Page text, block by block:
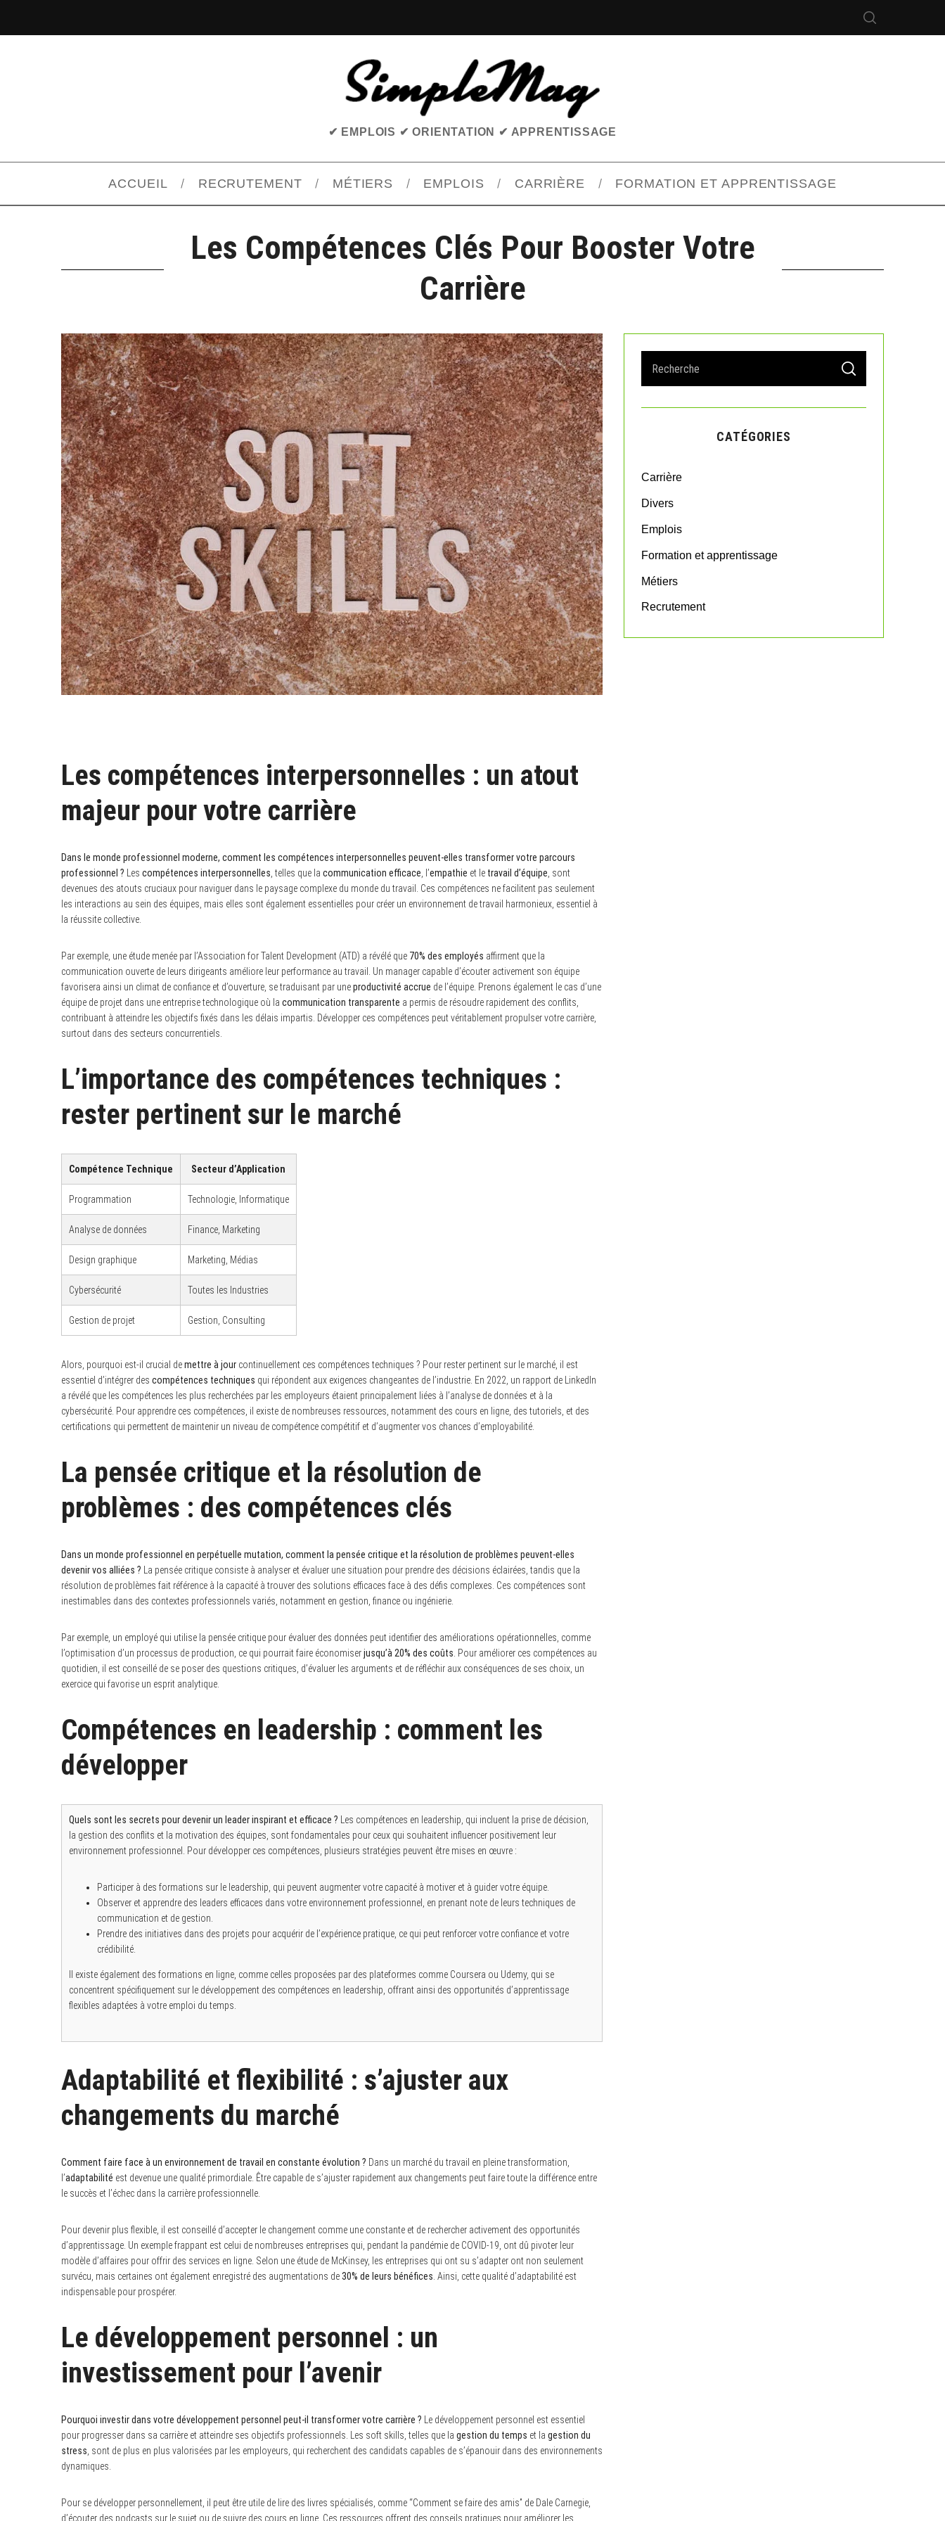
✔ EMPLOIS ✔ ORIENTATION ✔ APPRENTISSAGE
ACCUEIL RECRUTEMENT MÉTIERS EMPLOIS CARRIÈRE FORMATION ET APPRENTISSAGE
Les Compétences Clés Pour Booster Votre
Carrière
Les compétences interpersonnelles : un atout
majeur pour votre carrière
Dans le monde professionnel moderne, comment les compétences interpersonnelles peuvent-elles transformer votre parcours
professionnel ? Les compétences interpersonnelles , telles que la communication efficace , l’empathie et le travail d’équipe , sont
devenues des atouts cruciaux pour naviguer dans le paysage complexe du monde du travail. Ces compétences ne facilitent pas seulement
les interactions au sein des équipes, mais elles sont également essentielles pour créer un environnement de travail harmonieux, essentiel à
la réussite collective.
Par exemple, une étude menée par l’Association for Talent Development (ATD) a révélé que 70% des employés affirment que la
communication ouverte de leurs dirigeants améliore leur performance au travail. Un manager capable d’écouter activement son équipe
favorisera ainsi un climat de confiance et d’ouverture, se traduisant par uneproductivité accrue de l’équipe. Prenons également le cas d’une
équipe de projet dans une entreprise technologique où la communication transparente a permis de résoudre rapidement des conflits,
contribuant à atteindre les objectifs fixés dans les délais impartis. Développer ces compétences peut véritablement propulser votre carrière,
surtout dans des secteurs concurrentiels.
L’importance des compétences techniques :
rester pertinent sur le marché
Compétence Technique Secteur d’Application
Programmation Technologie, Informatique
Analyse de données Finance, Marketing
Design graphique Marketing, Médias
Cybersécurité Toutes les Industries
Gestion de projet Gestion, Consulting
Alors, pourquoi est-il crucial demettre à jour continuellement ces compétences techniques ? Pour rester pertinent sur le marché, il est
essentiel d’intégrer des compétences techniques qui répondent aux exigences changeantes de l’industrie. En 2022, un rapport de LinkedIn
a révélé que les compétences les plus recherchées par les employeurs étaient principalement liées à l’analyse de données et à la
cybersécurité. Pour apprendre ces compétences, il existe de nombreuses ressources, notamment des cours en ligne, des tutoriels, et des
certifications qui permettent de maintenir un niveau de compétence compétitif et d’augmenter vos chances d’employabilité.
La pensée critique et la résolution de
problèmes : des compétences clés
Dans un monde professionnel en perpétuelle mutation, comment la pensée critique et la résolution de problèmes peuvent-elles
devenir vos alliées ? La pensée critique consiste à analyser et évaluer une situation pour prendre des décisions éclairées, tandis que la
résolution de problèmes fait référence à la capacité à trouver des solutions efficaces face à des défis complexes. Ces compétences sont
inestimables dans des contextes professionnels variés, notamment en gestion, finance ou ingénierie.
Par exemple, un employé qui utilise la pensée critique pour évaluer des données peut identifier des améliorations opérationnelles, comme
l’optimisation d’un processus de production, ce qui pourrait faire économiserjusqu’à 20% des coûts . Pour améliorer ces compétences au
quotidien, il est conseillé de se poser des questions critiques, d’évaluer les arguments et de réfléchir aux conséquences de ses choix, un
exercice qui favorise un esprit analytique.
Compétences en leadership : comment les
développer
Quels sont les secrets pour devenir un leader inspirant et efficace ? Les compétences en leadership, qui incluent la prise de décision,
la gestion des conflits et la motivation des équipes, sont fondamentales pour ceux qui souhaitent influencer positivement leur
environnement professionnel. Pour développer ces compétences, plusieurs stratégies peuvent être mises en œuvre :
Participer à des formations sur le leadership, qui peuvent augmenter votre capacité à motiver et à guider votre équipe.
Observer et apprendre des leaders efficaces dans votre environnement professionnel, en prenant note de leurs techniques de
communication et de gestion.
Prendre des initiatives dans des projets pour acquérir de l’expérience pratique, ce qui peut renforcer votre confiance et votre
crédibilité.
Il existe également des formations en ligne, comme celles proposées par des plateformes comme Coursera ou Udemy, qui se
concentrent spécifiquement sur le développement des compétences en leadership, offrant ainsi des opportunités d’apprentissage
flexibles adaptées à votre emploi du temps.
Adaptabilité et flexibilité : s’ajuster aux
changements du marché
Comment faire face à un environnement de travail en constante évolution ? Dans un marché du travail en pleine transformation,
l’adaptabilité est devenue une qualité primordiale. Être capable de s’ajuster rapidement aux changements peut faire toute la différence entre
le succès et l’échec dans la carrière professionnelle.
Pour devenir plus flexible, il est conseillé d’accepter le changement comme une constante et de rechercher activement des opportunités
d’apprentissage. Un exemple frappant est celui de nombreuses entreprises qui, pendant la pandémie de COVID-19, ont dû pivoter leur
modèle d’affaires pour offrir des services en ligne. Selon une étude de McKinsey, les entreprises qui ont su s’adapter ont non seulement
survécu, mais certaines ont également enregistré des augmentations de30% de leurs bénéfices . Ainsi, cette qualité d’adaptabilité est
indispensable pour prospérer.
Le développement personnel : un
investissement pour l’avenir
Pourquoi investir dans votre développement personnel peut-il transformer votre carrière ? Le développement personnel est essentiel
pour progresser dans sa carrière et atteindre ses objectifs professionnels. Les soft skills, telles que la gestion du temps et la gestion du
stress , sont de plus en plus valorisées par les employeurs, qui recherchent des candidats capables de s’épanouir dans des environnements
dynamiques.
Pour se développer personnellement, il peut être utile de lire des livres spécialisés, comme “Comment se faire des amis” de Dale Carnegie,
d’écouter des podcasts sur le sujet ou de suivre des cours en ligne. Ces ressources offrent des conseils pratiques pour améliorer les
a
r
o
S
A
C
CATÉGORIES
Carrière
Divers
Emplois
Formation et apprentissage
Métiers
Recrutement
h
f
o
r
: